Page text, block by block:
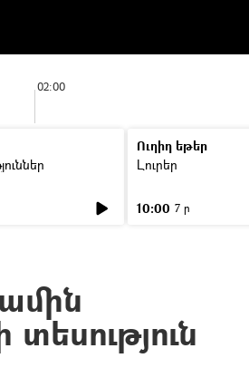
02:00
Ուղիղ եթեր
Լուրեր
10:00 7 ր